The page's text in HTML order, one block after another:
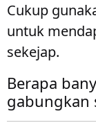
Cukup
untuk
sekejap.
Berapa
gabungkan